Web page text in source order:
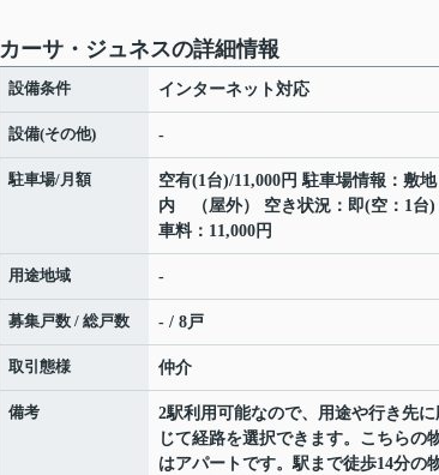
カーサ・ジュネスの詳細情報
設備条件 インターネット対応
設備(その他) -
駐車場/月額
空有(1台)/11,000円 駐車場情報：敷地
内 （屋外） 空き状況：即(空：1台)
車料：11,000円
用途地域 -
募集戸数 / 総戸数 - / 8戸
取引態様 仲介
備考
2駅利用可能なので、用途や行き先に
じて経路を選択できます。こちらの
はアパートです。駅まで徒歩14分の